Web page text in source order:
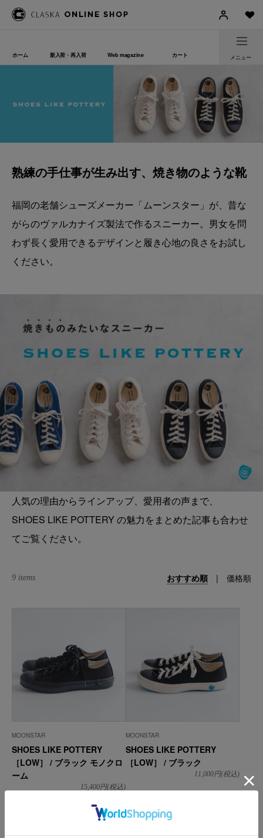
ホーム 新入荷・再入荷 Web magazine カート メニュー
熟練の手仕事が生み出す、焼き物のような靴
福岡の老舗シューズメーカー「ムーンスター」が、昔な
がらのヴァルカナイズ製法で作るスニーカー。男女を問
わず長く愛用できるデザインと履き心地の良さをお試し
ください。
人気の理由からラインアップ、愛用者の声まで、
SHOES LIKE POTTERY の魅力をまとめた記事も合わせ
てご覧ください。
おすすめ順 | 価格順
9 items
MOONSTAR
SHOES LIKE POTTERY
［LOW］ / ブラック モノクロ
ーム
15,400円(税込)
MOONSTAR
SHOES LIKE POTTERY
［LOW］ / ブラック
11,000円(税込)